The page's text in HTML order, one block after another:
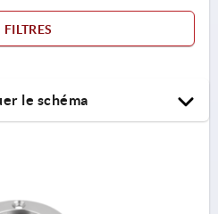
FILTRES
le schéma